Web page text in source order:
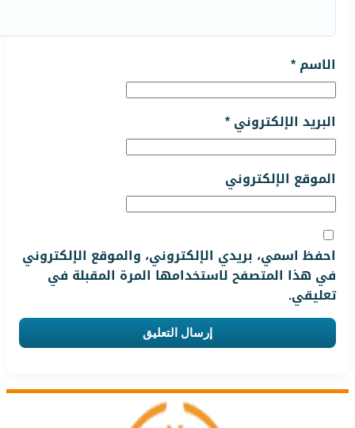
الاسم*
البريد الإلكتروني*
الموقع الإلكتروني
احفظ اسمي، بريدي الإلكتروني، والموقع الإلكتروني
في هذا المتصفح لاستخدامها المرة المقبلة في
تعليقي.